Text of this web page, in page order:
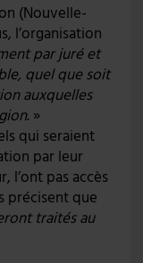
(Nouvelle-
l’organisation
par juré et
quel que soit
auxquelles
. »
qui seraient
par leur
l’ont pas accès
précisent que
traités au